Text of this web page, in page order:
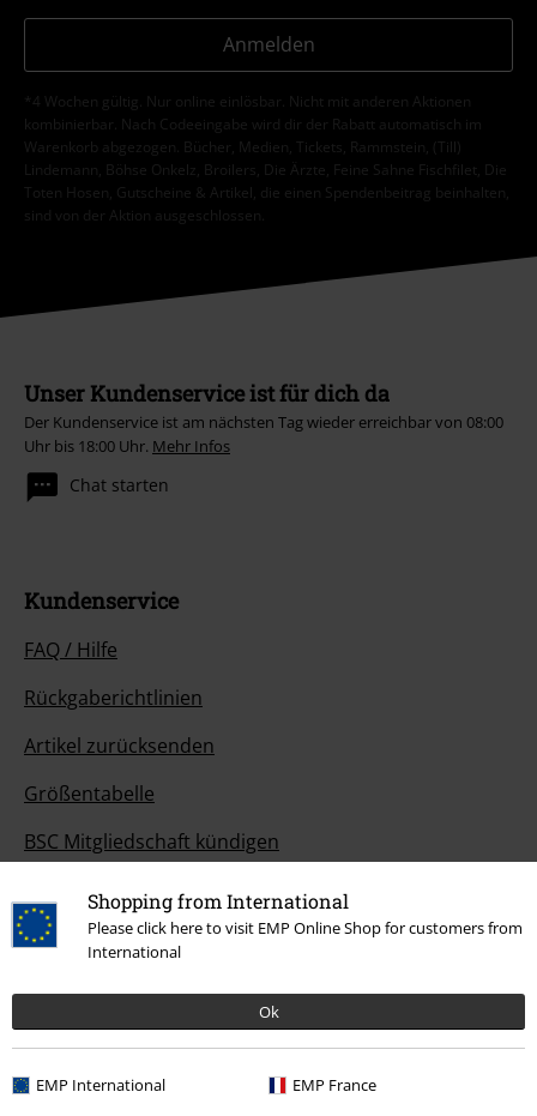
Shopping from International
Please click here to visit EMP Online Shop for customers from
International
Ok
EMP International EMP France
Anmelden
*4 Wochen gültig. Nur online einlösbar. Nicht mit anderen Aktionen
kombinierbar. Nach Codeeingabe wird dir der Rabatt automatisch im
Warenkorb abgezogen. Bücher, Medien, Tickets, Rammstein, (Till)
Lindemann, Böhse Onkelz, Broilers, Die Ärzte, Feine Sahne Fischfilet, Die
Toten Hosen, Gutscheine & Artikel, die einen Spendenbeitrag beinhalten,
sind von der Aktion ausgeschlossen.
Unser Kundenservice ist für dich da
Der Kundenservice ist am nächsten Tag wieder erreichbar von 08:00
Uhr bis 18:00 Uhr. Mehr Infos
Chat starten
Kundenservice
FAQ / Hilfe
Rückgaberichtlinien
Artikel zurücksenden
Größentabelle
BSC Mitgliedschaft kündigen
Zahlungsarten
Angebote für dich
Magazin
Gewinnspiele